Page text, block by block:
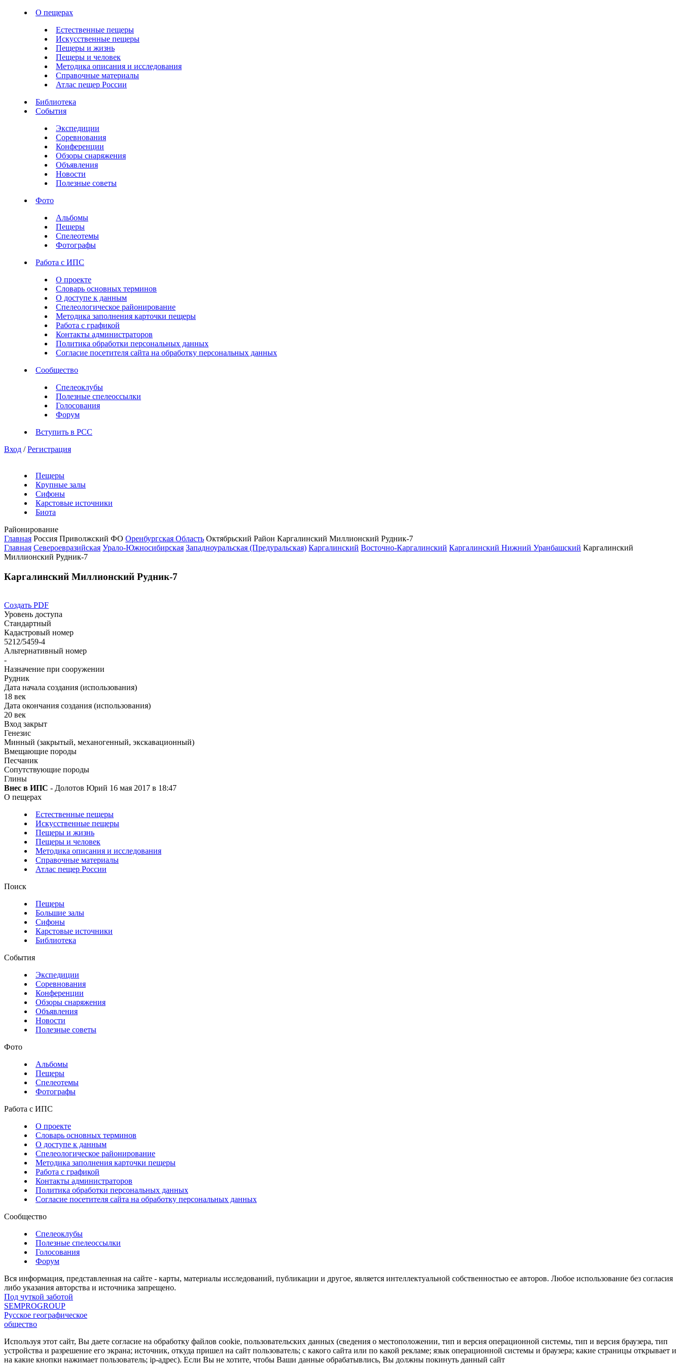
О пещерах
Естественные пещеры
Искусственные пещеры
Пещеры и жизнь
Пещеры и человек
Методика описания и исследования
Справочные материалы
Атлас пещер России
Библиотека
События
Экспедиции
Соревнования
Конференции
Обзоры снаряжения
Объявления
Новости
Полезные советы
Фото
Альбомы
Пещеры
Спелеотемы
Фотографы
Работа с ИПС
О проекте
Словарь основных терминов
О доступе к данным
Спелеологическое районирование
Методика заполнения карточки пещеры
Работа с графикой
Контакты администраторов
Политика обработки персональных данных
Согласие посетителя сайта на обработку персональных данных
Сообщество
Спелеоклубы
Полезные спелеоссылки
Голосования
Форум
Вступить в РСС
Вход / Регистрация
Пещеры
Крупные залы
Сифоны
Карстовые источники
Биота
Районирование
Главная Россия Приволжский ФО Оренбургская Область Октябрьский Район Каргалинский Миллионский Рудник-7
Главная Североевразийская Урало-Южносибирская Западноуральская (Предуральская) Каргалинский Восточно-Каргалинский Каргалинский Нижний Уранбашский Каргалинский
Миллионский Рудник-7
Каргалинский Миллионский Рудник-7
Создать PDF
Уровень доступа
Стандартный
Кадастровый номер
5212/5459-4
Альтернативный номер
-
Назначение при сооружении
Рудник
Дата начала создания (использования)
18 век
Дата окончания создания (использования)
20 век
Вход закрыт
Генезис
Минный (закрытый, механогенный, экскавационный)
Вмещающие породы
Песчаник
Сопутствующие породы
Глины
Внес в ИПС - Долотов Юрий 16 мая 2017 в 18:47
О пещерах
Естественные пещеры
Искусственные пещеры
Пещеры и жизнь
Пещеры и человек
Методика описания и исследования
Справочные материалы
Атлас пещер России
Поиск
Пещеры
Большие залы
Сифоны
Карстовые источники
Библиотека
События
Экспедиции
Соревнования
Конференции
Обзоры снаряжения
Объявления
Новости
Полезные советы
Фото
Альбомы
Пещеры
Спелеотемы
Фотографы
Работа с ИПС
О проекте
Словарь основных терминов
О доступе к данным
Спелеологическое районирование
Методика заполнения карточки пещеры
Работа с графикой
Контакты администраторов
Политика обработки персональных данных
Согласие посетителя сайта на обработку персональных данных
Сообщество
Спелеоклубы
Полезные спелеоссылки
Голосования
Форум
Вся информация, представленная на сайте - карты, материалы исследований, публикации и другое, является интеллектуальной собственностью ее авторов. Любое использование без согласия
либо указания авторства и источника запрещено.
Под чуткой заботой
SEMPROGROUP
Русское географическое
общество
Используя этот сайт, Вы даете согласие на обработку файлов cookie, пользовательских данных (сведения о местоположении, тип и версия операционной системы, тип и версия браузера, тип
устройства и разрешение его экрана; источник, откуда пришел на сайт пользователь; с какого сайта или по какой рекламе; язык операционной системы и браузера; какие страницы открывает и
на какие кнопки нажимает пользователь; ip-адрес). Если Вы не хотите, чтобы Ваши данные обрабатывлись, Вы должны покинуть данный сайт